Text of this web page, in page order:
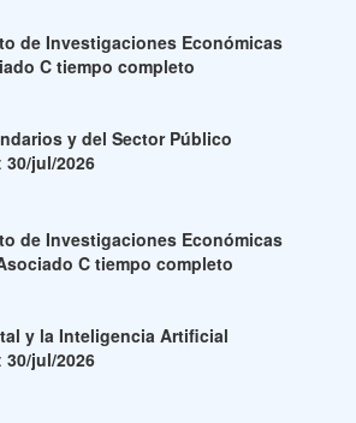
de Investigaciones Económicas
C tiempo completo
y del Sector Público
30/jul/2026
de Investigaciones Económicas
C tiempo completo
y la Inteligencia Artificial
30/jul/2026